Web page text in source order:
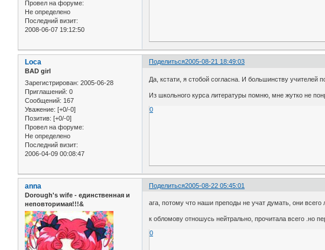
Провел на форуме:
Не определено
Последний визит:
2008-06-07 19:12:50
Поделиться2005-08-21 18:49:03
Loca
BAD girl
Зарегистрирован: 2005-06-28
Приглашений: 0
Сообщений: 167
Уважение: [+0/-0]
Позитив: [+0/-0]
Провел на форуме:
Не определено
Последний визит:
2006-04-09 00:08:47
Да, кстати, я стобой согласна. И большинству учителей
Из школьного курса литературы помню, мне жутко не
0
Поделиться2005-08-22 05:45:01
anna
Dorough's wife - единственная и
неповторимая!!!&
ага, потому что наши преподы не учат думать, они
к обломову отношусь нейтрально, прочитала всего .но
0